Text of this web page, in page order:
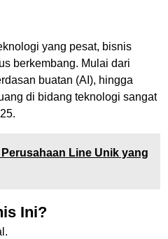
yang pesat, bisnis
berkembang. Mulai dari
buatan (AI), hingga
di bidang teknologi sangat
Perusahaan Line Unik yang
Ini?